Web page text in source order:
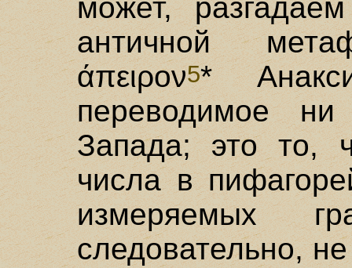
может,
античной
άπειρον5*
переводимое
Запада; это то,
числа в
измеряемых
следовательно,